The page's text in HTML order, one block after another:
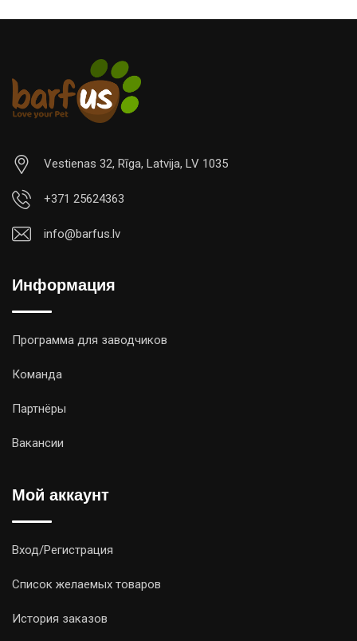
Vestienas 32, Rīga, Latvija, LV 1035
+371 25624363
info@barfus.lv
Информация
Программа для заводчиков
Команда
Партнёры
Вакансии
Мой аккаунт
Вход/Регистрация
Список желаемых товаров
История заказов